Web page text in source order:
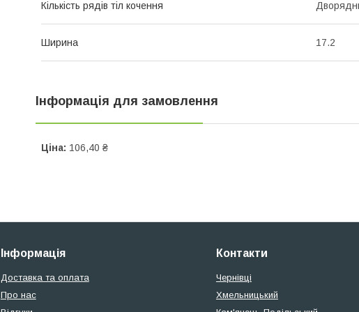
Кількість рядів тіл кочення
Ширина 17.2
Інформація для замовлення
Ціна: 106,40 ₴
Інформація
Доставка та оплата
Про нас
Контакти
Чернівці
Хмельницький